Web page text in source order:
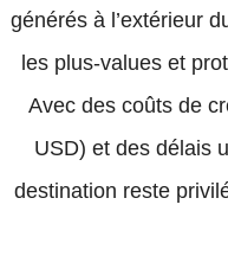
générés à l’extérieur
les plus-values et
Avec des coûts de
USD) et des délais
destination reste